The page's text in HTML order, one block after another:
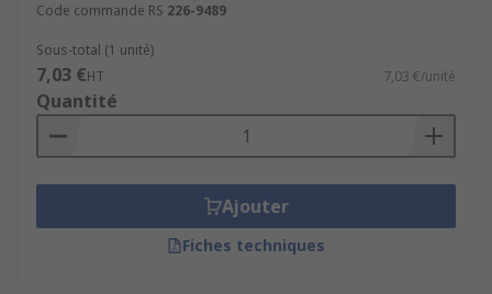
Code commande RS 226-9489
Sous-total (1 unité)
7,03 €HT 7,03 €/unité
Quantité
Ajouter
Fiches techniques